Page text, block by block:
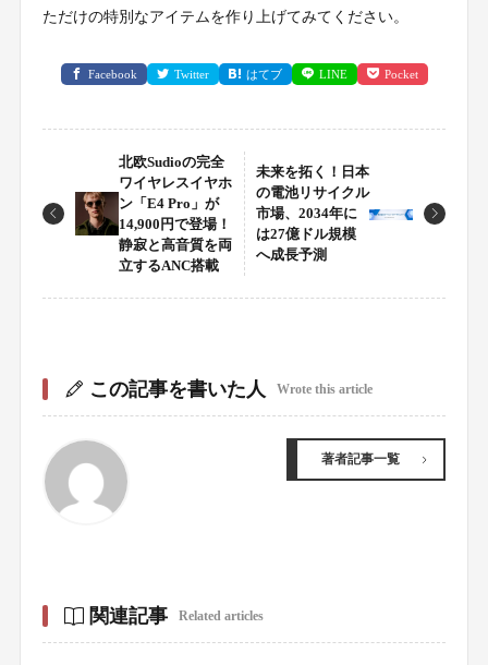
ただけの特別なアイテムを作り上げてみてください。
Facebook Twitter はてブ LINE Pocket
北欧Sudioの完全
ワイヤレスイヤホ
ン「E4 Pro」が
14,900円で登場！
静寂と高音質を両
立するANC搭載
未来を拓く！日本
の電池リサイクル
市場、2034年に
は27億ドル規模
へ成長予測
この記事を書いた人 Wrote this article
著者記事一覧
関連記事 Related articles